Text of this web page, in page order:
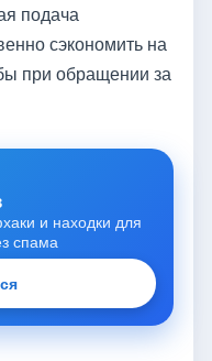
подача
сэкономить на
при обращении за
и находки для
спама